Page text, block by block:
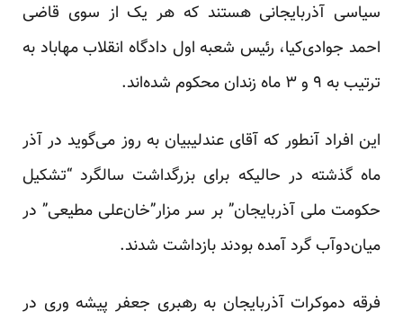
سیاسی آذربایجانی هستند که هر یک از سوی قاضی
احمد جوادی‌کیا، رئیس شعبه اول دادگاه انقلاب مهاباد به
ترتیب به ۹ و ۳ ماه زندان محکوم شده‌اند.
این افراد آنطور که آقای عندلیبیان به روز می‌گوید در آذر
ماه گذشته در حالیکه برای بزرگداشت سالگرد “تشکیل
حکومت ملی آذربایجان” بر سر مزار”خان‌علی مطیعی” در
میان‌دوآب گرد آمده بودند بازداشت شدند.
فرقه دموکرات آذربایجان به رهبری جعفر پیشه وری در